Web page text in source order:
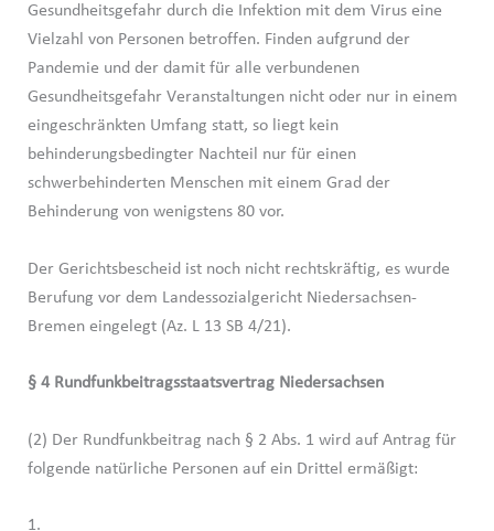
Gesundheitsgefahr durch die Infektion mit dem Virus eine
Vielzahl von Personen betroffen. Finden aufgrund der
Pandemie und der damit für alle verbundenen
Gesundheitsgefahr Veranstaltungen nicht oder nur in einem
eingeschränkten Umfang statt, so liegt kein
behinderungsbedingter Nachteil nur für einen
schwerbehinderten Menschen mit einem Grad der
Behinderung von wenigstens 80 vor.
Der Gerichtsbescheid ist noch nicht rechtskräftig, es wurde
Berufung vor dem Landessozialgericht Niedersachsen-
Bremen eingelegt (Az. L 13 SB 4/21).
§ 4 Rundfunkbeitragsstaatsvertrag Niedersachsen
(2) Der Rundfunkbeitrag nach § 2 Abs. 1 wird auf Antrag für
folgende natürliche Personen auf ein Drittel ermäßigt:
1.